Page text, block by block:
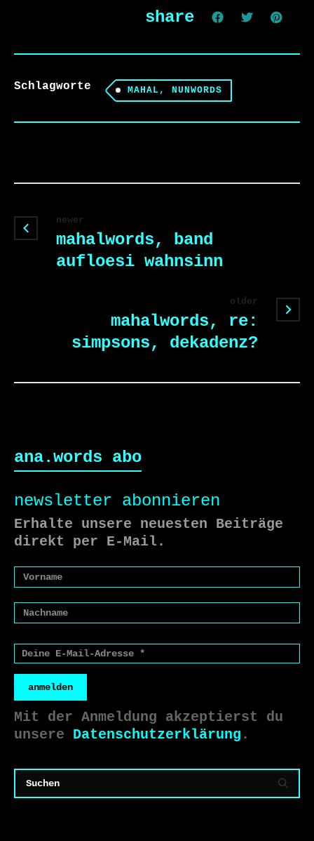
share
Schlagworte MAHAL, NUNWORDS
newer
mahalwords, band
aufloesi wahnsinn
older
mahalwords, re:
simpsons, dekadenz?
ana.words abo
newsletter abonnieren
Erhalte unsere neuesten Beiträge
direkt per E-Mail.
anmelden
Mit der Anmeldung akzeptierst du
unsere Datenschutzerklärung .